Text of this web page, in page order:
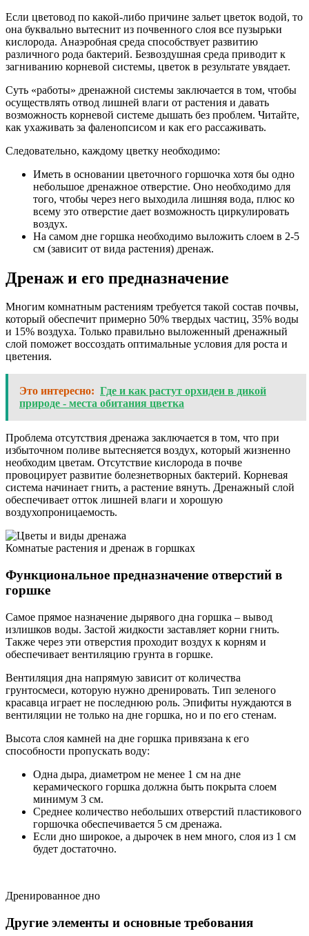
Если цветовод по какой-либо причине зальет цветок водой, то
она буквально вытеснит из почвенного слоя все пузырьки
кислорода. Анаэробная среда способствует развитию
различного рода бактерий. Безвоздушная среда приводит к
загниванию корневой системы, цветок в результате увядает.
Суть «работы» дренажной системы заключается в том, чтобы
осуществлять отвод лишней влаги от растения и давать
возможность корневой системе дышать без проблем. Читайте,
как ухаживать за фаленопсисом и как его рассаживать.
Следовательно, каждому цветку необходимо:
Иметь в основании цветочного горшочка хотя бы одно
небольшое дренажное отверстие. Оно необходимо для
того, чтобы через него выходила лишняя вода, плюс ко
всему это отверстие дает возможность циркулировать
воздух.
На самом дне горшка необходимо выложить слоем в 2-5
см (зависит от вида растения) дренаж.
Дренаж и его предназначение
Многим комнатным растениям требуется такой состав почвы,
который обеспечит примерно 50% твердых частиц, 35% воды
и 15% воздуха. Только правильно выложенный дренажный
слой поможет воссоздать оптимальные условия для роста и
цветения.
Это интересно: Где и как растут орхидеи в дикой
природе - места обитания цветка
Проблема отсутствия дренажа заключается в том, что при
избыточном поливе вытесняется воздух, который жизненно
необходим цветам. Отсутствие кислорода в почве
провоцирует развитие болезнетворных бактерий. Корневая
система начинает гнить, а растение вянуть. Дренажный слой
обеспечивает отток лишней влаги и хорошую
воздухопроницаемость.
Комнатые растения и дренаж в горшках
Функциональное предназначение отверстий в
горшке
Самое прямое назначение дырявого дна горшка – вывод
излишков воды. Застой жидкости заставляет корни гнить.
Также через эти отверстия проходит воздух к корням и
обеспечивает вентиляцию грунта в горшке.
Вентиляция дна напрямую зависит от количества
грунтосмеси, которую нужно дренировать. Тип зеленого
красавца играет не последнюю роль. Эпифиты нуждаются в
вентиляции не только на дне горшка, но и по его стенам.
Высота слоя камней на дне горшка привязана к его
способности пропускать воду:
Одна дыра, диаметром не менее 1 см на дне
керамического горшка должна быть покрыта слоем
минимум 3 см.
Среднее количество небольших отверстий пластикового
горшочка обеспечивается 5 см дренажа.
Если дно широкое, а дырочек в нем много, слоя из 1 см
будет достаточно.
Дренированное дно
Другие элементы и основные требования